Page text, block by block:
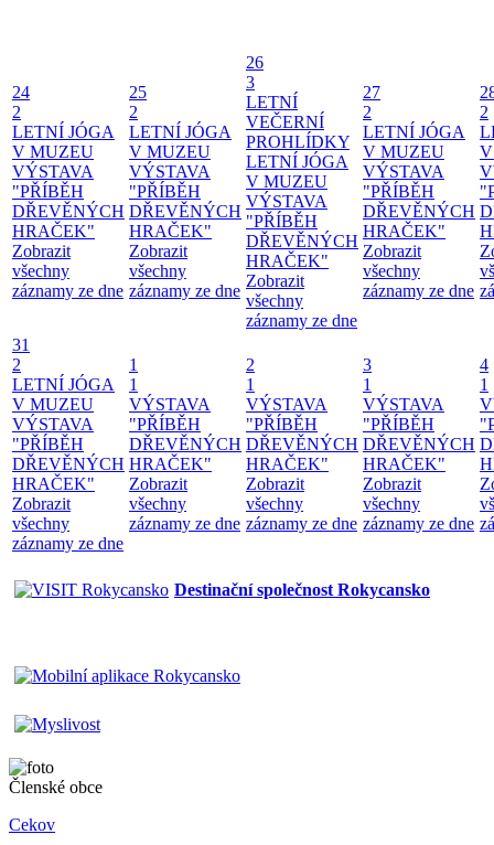
24
2
LETNÍ JÓGA
V MUZEU
VÝSTAVA
"PŘÍBĚH
DŘEVĚNÝCH
HRAČEK"
Zobrazit
všechny
záznamy ze dne
25
2
LETNÍ JÓGA
V MUZEU
VÝSTAVA
"PŘÍBĚH
DŘEVĚNÝCH
HRAČEK"
Zobrazit
všechny
záznamy ze dne
26
3
LETNÍ
VEČERNÍ
PROHLÍDKY
LETNÍ JÓGA
V MUZEU
VÝSTAVA
"PŘÍBĚH
DŘEVĚNÝCH
HRAČEK"
Zobrazit
všechny
záznamy ze dne
27
2
LETNÍ JÓGA
V MUZEU
VÝSTAVA
"PŘÍBĚH
DŘEVĚNÝCH
HRAČEK"
Zobrazit
všechny
záznamy ze dne
2
31
2
LETNÍ JÓGA
V MUZEU
VÝSTAVA
"PŘÍBĚH
DŘEVĚNÝCH
HRAČEK"
Zobrazit
všechny
záznamy ze dne
1
1
VÝSTAVA
"PŘÍBĚH
DŘEVĚNÝCH
HRAČEK"
Zobrazit
všechny
záznamy ze dne
2
1
VÝSTAVA
"PŘÍBĚH
DŘEVĚNÝCH
HRAČEK"
Zobrazit
všechny
záznamy ze dne
3
1
VÝSTAVA
"PŘÍBĚH
DŘEVĚNÝCH
HRAČEK"
Zobrazit
všechny
záznamy ze dne
4
1
Destinační společnost Rokycansko
Členské obce
Cekov